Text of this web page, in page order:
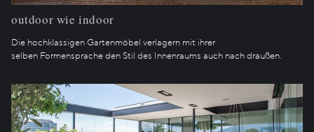
outdoor wie indoor
Die hochklassigen Gartenmöbel verlagern mit ihrer
selben Formensprache den Stil des Innenraums auch nach draußen.